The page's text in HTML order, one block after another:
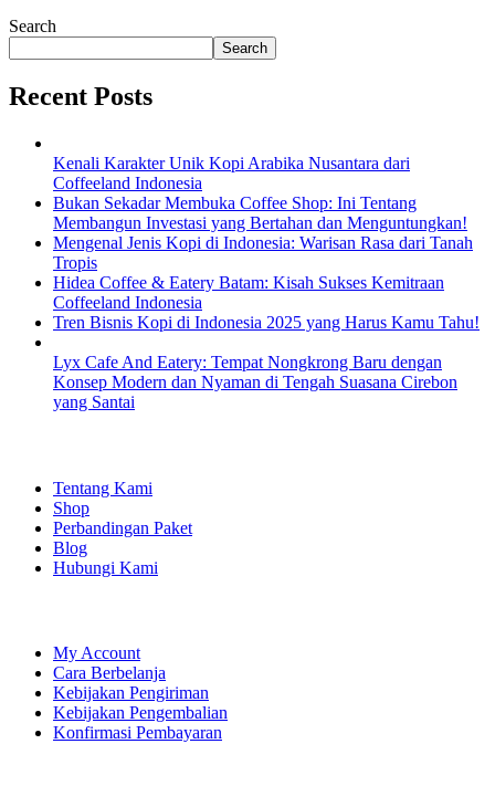
Search
Search
Recent Posts
Kenali Karakter Unik Kopi Arabika Nusantara dari
Coffeeland Indonesia
Bukan Sekadar Membuka Coffee Shop: Ini Tentang
Membangun Investasi yang Bertahan dan Menguntungkan!
Mengenal Jenis Kopi di Indonesia: Warisan Rasa dari Tanah
Tropis
Hidea Coffee & Eatery Batam: Kisah Sukses Kemitraan
Coffeeland Indonesia
Tren Bisnis Kopi di Indonesia 2025 yang Harus Kamu Tahu!
Lyx Cafe And Eatery: Tempat Nongkrong Baru dengan
Konsep Modern dan Nyaman di Tengah Suasana Cirebon
yang Santai
Tentang Kami
Shop
Perbandingan Paket
Blog
Hubungi Kami
My Account
Cara Berbelanja
Kebijakan Pengiriman
Kebijakan Pengembalian
Konfirmasi Pembayaran